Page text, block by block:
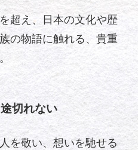
超え、日本の文化や歴
の物語に触れる、貴重
切れない
を敬い、想いを馳せる